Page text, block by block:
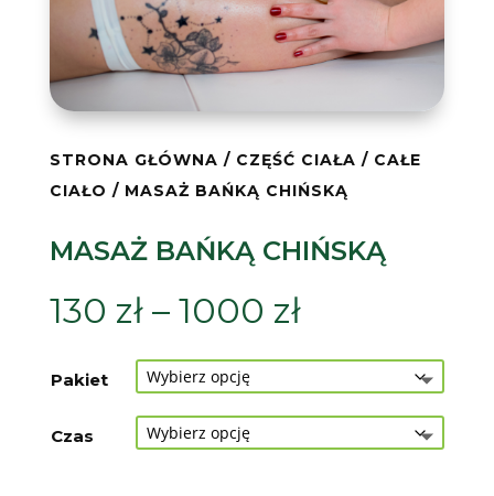
STRONA GŁÓWNA / CZĘŚĆ CIAŁA / CAŁE
CIAŁO / MASAŻ BAŃKĄ CHIŃSKĄ
MASAŻ BAŃKĄ CHIŃSKĄ
130 zł – 1000 złZakres
od
130 zł
1000 zł
Pakiet
Czas